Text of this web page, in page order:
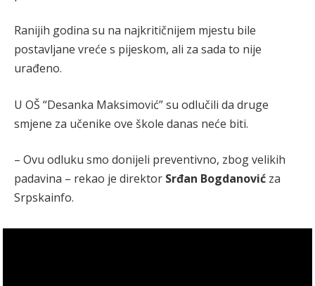
Ranijih godina su na najkritičnijem mjestu bile
postavljane vreće s pijeskom, ali za sada to nije
urađeno.
U OŠ “Desanka Maksimović” su odlučili da druge
smjene za učenike ove škole danas neće biti.
– Ovu odluku smo donijeli preventivno, zbog velikih
padavina – rekao je direktor Srđan Bogdanović za
Srpskainfo.